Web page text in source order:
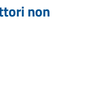
non